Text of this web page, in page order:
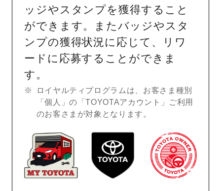
ッジやスタンプを獲得すること
ができます。またバッジやスタ
ンプの獲得状況に応じて、リワ
ードに応募することができま
す。
ロイヤルティプログラムは、お客さま種別
「個人」の「TOYOTAアカウント」ご利用
のお客さまが対象となります。